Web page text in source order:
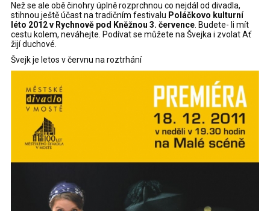
Než se ale obě činohry úplně rozprchnou co nejdál od divadla,
stihnou ještě účast na tradičním festivalu Poláčkovo kulturní
léto 2012v Rychnově pod Kněžnou 3. července. Budete- li mít
cestu kolem, neváhejte. Podívat se můžete na Švejka i zvolat Ať
žijí duchové.
Švejk je letos v červnu na roztrhání